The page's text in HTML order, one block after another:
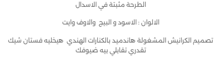
الطرحة مثبتة في الاسدال
الالوان : الاسود و البيج والاوف وايت
تصميم الكرانيش المشغولة هاندميد بالكنارات الهندي هيخليه فستان شيك
تقدري تقابلي بيه ضيوفك